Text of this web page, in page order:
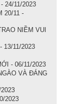
24/11/2023
20/11 -
NIỀM VUI
13/11/2023
- 06/11/2023
VÀ ĐÁNG
2023